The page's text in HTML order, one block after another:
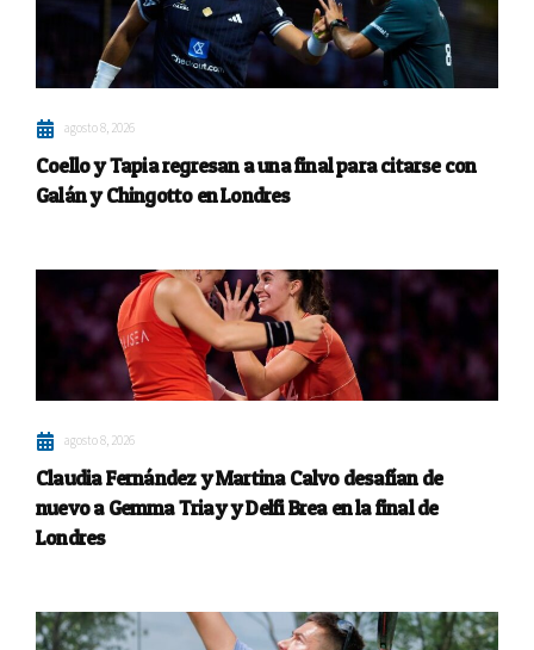
agosto 8, 2026
Coello y Tapia regresan a una final para citarse con
Galán y Chingotto en Londres
agosto 8, 2026
Claudia Fernández y Martina Calvo desafían de
nuevo a Gemma Triay y Delfi Brea en la final de
Londres